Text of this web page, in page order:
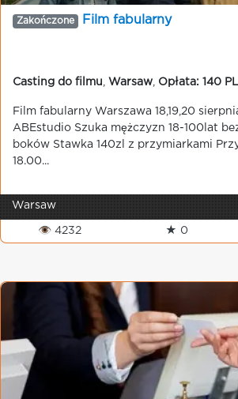
Zakończone Film fabularny
Casting do filmu Warsaw Opłata: 140
Film fabularny Warszawa 18,19,20
ABEstudio Szuka mężczyzn 18-100lat
boków Stawka 140zl z przymiarkami
18.00...
Warsaw
👁 4232 ★ 0